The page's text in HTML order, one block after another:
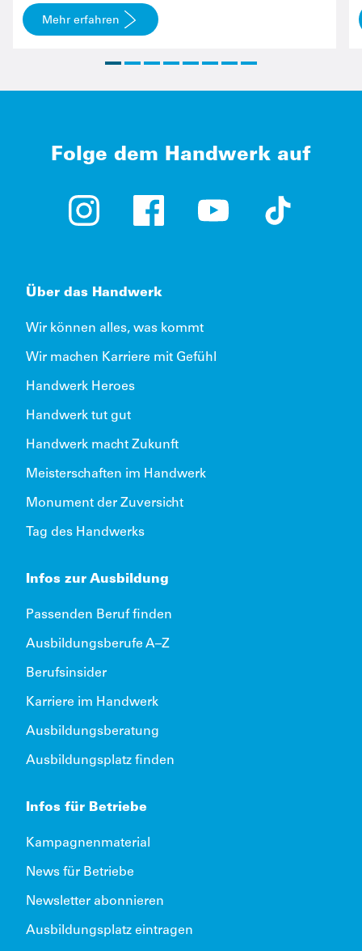
Mehr erfahren
Folge dem Handwerk auf
Instagram (öffnet in neuem Tab)
Facebook (öffnet in neuem Tab)
YouTube (öffnet in
TikTok
Über das Handwerk
Wir können alles, was kommt
Wir machen Karriere mit Gefühl
Handwerk Heroes
Handwerk tut gut
Handwerk macht Zukunft
Meisterschaften im Handwerk
Monument der Zuversicht
Tag des Handwerks
Infos zur Ausbildung
Passenden Beruf finden
Ausbildungsberufe A–Z
Berufsinsider
Karriere im Handwerk
Ausbildungsberatung
Ausbildungsplatz finden
Infos für Betriebe
Kampagnenmaterial
News für Betriebe
Newsletter abonnieren
Ausbildungsplatz eintragen